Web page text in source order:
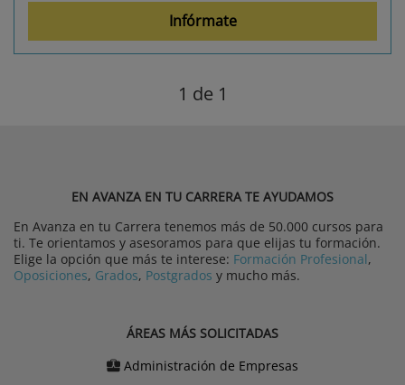
Infórmate
1 de 1
EN AVANZA EN TU CARRERA TE AYUDAMOS
En Avanza en tu Carrera tenemos más de 50.000 cursos para
ti. Te orientamos y asesoramos para que elijas tu formación.
Elige la opción que más te interese: Formación Profesional,
Oposiciones, Grados, Postgrados y mucho más.
ÁREAS MÁS SOLICITADAS
Administración de Empresas